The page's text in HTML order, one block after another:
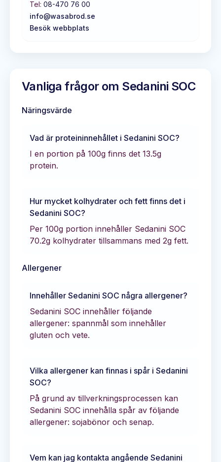
Tel: 08-470 76 00
info@wasabrod.se
Besök webbplats
Vanliga frågor om Sedanini SOC
Näringsvärde
Vad är proteininnehållet i Sedanini SOC?
I en portion på 100g finns det 13.5g
protein.
Hur mycket kolhydrater och fett finns det i
Sedanini SOC?
Per 100g portion innehåller Sedanini SOC
70.2g kolhydrater tillsammans med 2g fett.
Allergener
Innehåller Sedanini SOC några allergener?
Sedanini SOC innehåller följande
allergener: spannmål som innehåller
gluten och vete.
Vilka allergener kan finnas i spår i Sedanini
SOC?
På grund av tillverkningsprocessen kan
Sedanini SOC innehålla spår av följande
allergener: sojabönor och senap.
Vem kan jag kontakta angående Sedanini